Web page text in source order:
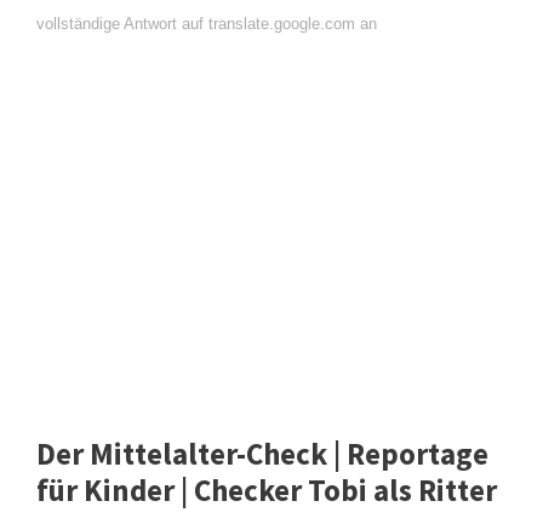
vollständige Antwort auf translate.google.com an
Der Mittelalter-Check | Reportage
für Kinder | Checker Tobi als Ritter